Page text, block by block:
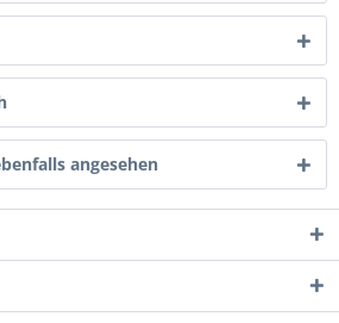
angesehen